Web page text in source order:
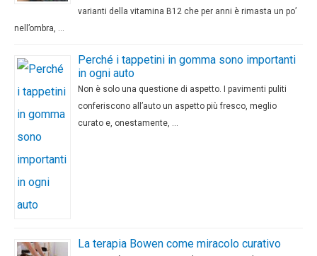
varianti della vitamina B12 che per anni è rimasta un po’
nell’ombra, …
Perché i tappetini in gomma sono importanti
in ogni auto
Non è solo una questione di aspetto. I pavimenti puliti
conferiscono all’auto un aspetto più fresco, meglio
curato e, onestamente, …
La terapia Bowen come miracolo curativo